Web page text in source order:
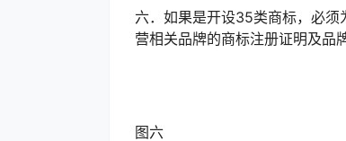
六．如果是开设35类商标，必
营相关品牌的商标注册证明及品
图六